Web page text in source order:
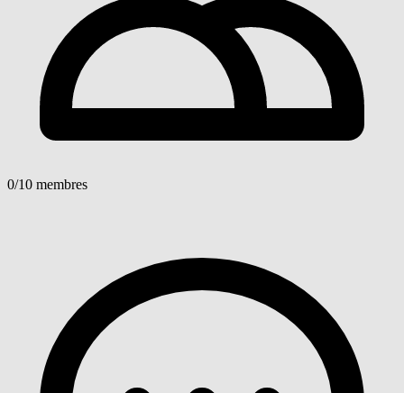
0/10 membres